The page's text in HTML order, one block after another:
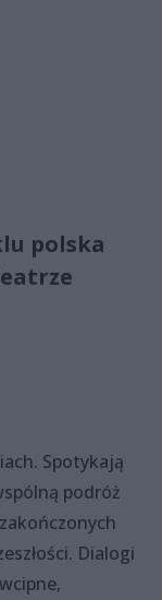
polska
Spotykają
podróż
Dialogi